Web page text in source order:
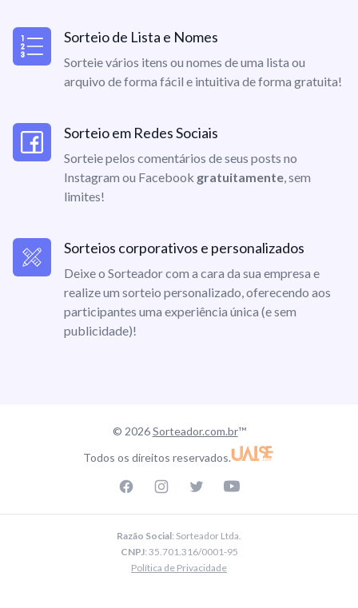
Sorteio de Lista e Nomes
Sorteie vários itens ou nomes de uma lista ou
arquivo de forma fácil e intuitiva de forma gratuita!
Sorteio em Redes Sociais
Sorteie pelos comentários de seus posts no
Instagram ou Facebook gratuitamente, sem
limites!
Sorteios corporativos e personalizados
Deixe o Sorteador com a cara da sua empresa e
realize um sorteio personalizado, oferecendo aos
participantes uma experiência única (e sem
publicidade)!
© 2026Sorteador.com.br™
Todos os direitos reservados.
Razão Social: Sorteador Ltda.
CNPJ: 35.701.316/0001-95
Política de Privacidade